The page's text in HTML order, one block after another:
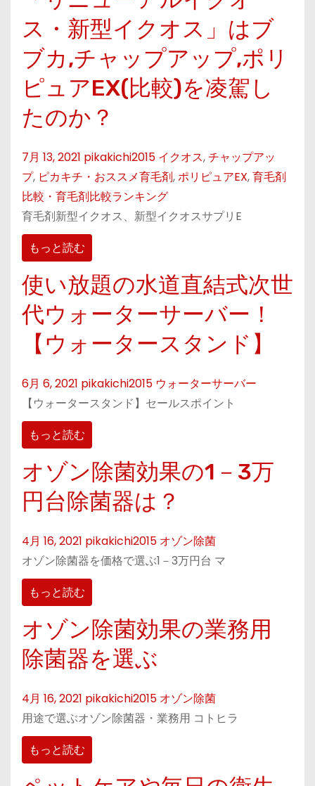
ス・新型イクオス」はブ
ブカ,チャップアップ,ポリ
ピュアEX(比較)を凌駕し
たのか？
7月 13, 2021 pikakichi2015 イクオス,チャップアッ
プ, ピカキチ・おススメ育毛剤,ポリピュアEX,育毛剤
比較・育毛剤比較ランキング
育毛剤新型イクオス、新型イクオスサプリE
もっと読む
使い放題の水道直結式次世
代ウォーターサーバー！
【ウォータースタンド】
6月 6, 2021 pikakichi2015 ウォーターサーバー
【ウォータースタンド】セールスポイント
もっと読む
オゾン除菌効果の1－3万
円台除菌器は？
4月 16, 2021 pikakichi2015 オゾン除菌
オゾン除菌器を価格で選ぶ1－3万円台 マ
もっと読む
オゾン除菌効果の業務用
除菌器を選ぶ
4月 16, 2021 pikakichi2015 オゾン除菌
用途で選ぶオゾン除菌器・業務用 コトヒラ
もっと読む